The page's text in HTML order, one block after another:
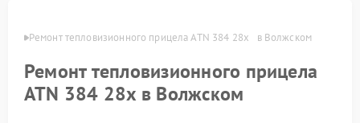
Ремонт тепловизионного прицела ATN 384 28x   в Волжском
Ремонт тепловизионного прицела
ATN 384 28x в Волжском